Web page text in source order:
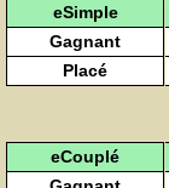
eSimple
Gagnant
Placé
eCouplé